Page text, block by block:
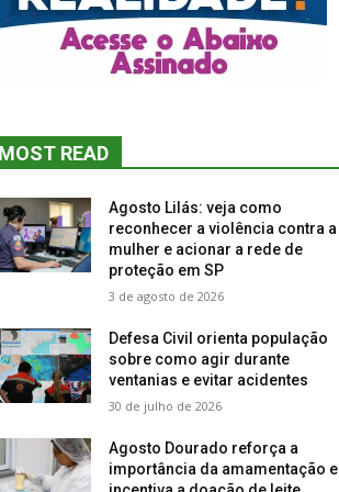
READ
Agosto Lilás: veja como
reconhecer a violência contra a
mulher e acionar a rede de
proteção em SP
3 de agosto de 2026
Defesa Civil orienta população
sobre como agir durante
ventanias e evitar acidentes
30 de julho de 2026
Agosto Dourado reforça a
importância da amamentação e